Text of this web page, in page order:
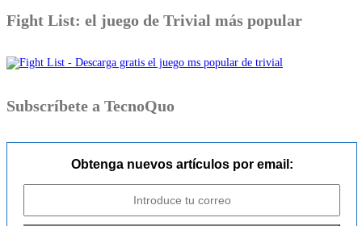
Fight List: el juego de Trivial más popular
Subscríbete a TecnoQuo
Obtenga nuevos artículos por email: